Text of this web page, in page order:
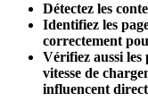
Détectez les
Identifiez les
correctement
Vérifiez aussi les
vitesse de
influencent